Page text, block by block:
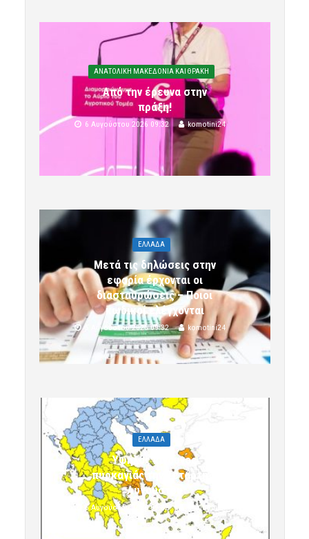
ΑΝΑΤΟΛΙΚΗ ΜΑΚΕΔΟΝΙΑ ΚΑΙ ΘΡΑΚΗ
Από την έρευνα στην
πράξη!
6 Αυγούστου 2026 09:32 komotini24
ΕΛΛΑΔΑ
Μετά τις δηλώσεις στην
εφορία έρχονται οι
διασταυρώσεις – Ποιοι
κωδικοί ελέγχονται
5 Αυγούστου 2026 09:32 komotini24
ΕΛΛΑΔΑ
Υψηλός κίνδυνος
πυρκαγιάς την Τετάρτη 5
Αυγούστου
5 Αυγούστου 2026 09:32 komotini24